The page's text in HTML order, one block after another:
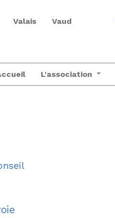
Valais Vaud
L'association